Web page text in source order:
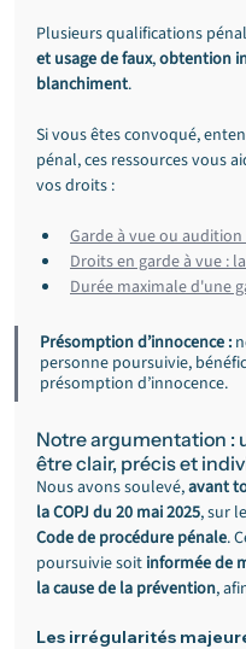
Plusieurs qualifications
et usage de faux, obtention
blanchiment.
Si vous êtes convoqué,
pénal, ces ressources vous
vos droits :
Garde à vue ou
Droits en garde à vue :
Durée maximale d'une
Présomption d’innocence :
personne poursuivie,
présomption d’innocence.
Notre argumentation :
être clair, précis et
Nous avons soulevé, avant
la COPJ du 20 mai 2025, sur
Code de procédure pénale.
poursuivie soit informée de
la cause de la prévention,
Les irrégularités